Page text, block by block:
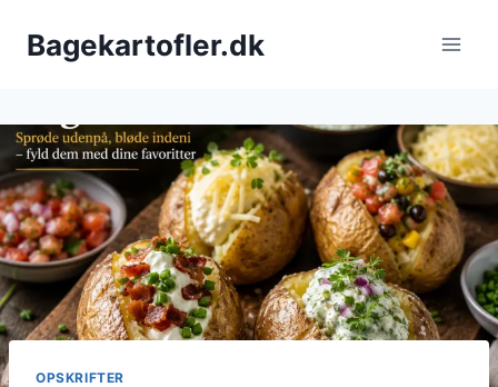
Bagekartofler.dk
OPSKRIFTER